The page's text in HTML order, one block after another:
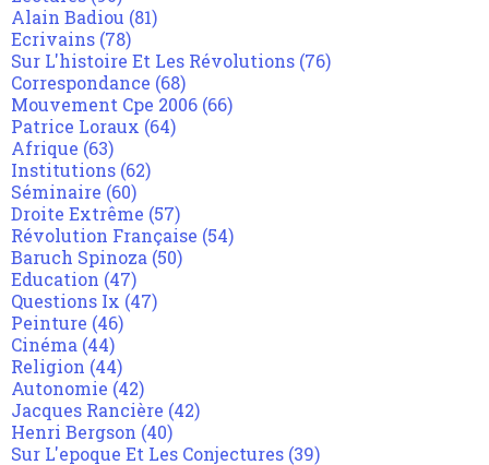
Alain Badiou (81)
Ecrivains (78)
Sur L'histoire Et Les Révolutions (76)
Correspondance (68)
Mouvement Cpe 2006 (66)
Patrice Loraux (64)
Afrique (63)
Institutions (62)
Séminaire (60)
Droite Extrême (57)
Révolution Française (54)
Baruch Spinoza (50)
Education (47)
Questions Ix (47)
Peinture (46)
Cinéma (44)
Religion (44)
Autonomie (42)
Jacques Rancière (42)
Henri Bergson (40)
Sur L'epoque Et Les Conjectures (39)